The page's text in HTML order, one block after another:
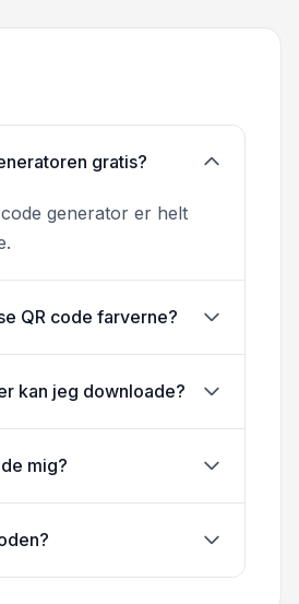
gratis?
generator er helt
QR code farverne?
kan jeg downloade?
mig?